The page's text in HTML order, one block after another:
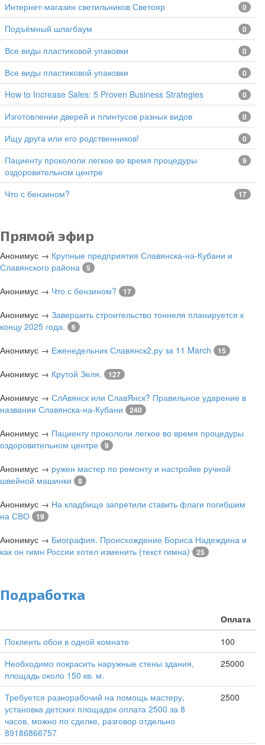
Интернет-магазин светильников Светояр 0
подъёмный шлагбаум 0
все виды пластиковой упаковки 0
все виды пластиковой упаковки 0
How to Increase Sales: 5 Proven Business Strategies 0
изготовлении дверей и плинтусов разных видов 0
Ищу друга или его родственников! 0
Пациенту прокололи легкое во время процедуры
оздоровительном центре
9
Что с бензином? 17
Прямой эфир
Анонимус → Крупные предприятия Славянска-на-Кубани и
Славянского района
5
Анонимус → Что с бензином? 17
Анонимус → Завершить строительство тоннеля планируется к
концу 2025 года.
6
Анонимус → Еженедельник Славянск2.ру за 11 March 15
Анонимус → Крутой Зеля. 127
Анонимус → СлАвянск или СлавЯнск? Правильное ударение в
названии Славянска-на-Кубани
240
Анонимус → Пациенту прокололи легкое во время процедуры
оздоровительном центре
9
Анонимус → ружен мастер по ремонту и настройке ручной
швейной машинки
8
Анонимус → На кладбище запретили ставить флаги погибшим
на СВО
19
Анонимус → Биография. Происхождение Бориса Надеждина и
как он гимн России хотел изменить (текст гимна)
25
Подработка
Оплата
Поклеить обои в одной комнате
100
Необходимо покрасить наружные стены здания,
площадь около 150 кв. м.
25000
Требуется разнорабочий на помощь мастеру,
установка детских площадок оплата 2500 за 8
часов, можно по сделке, разговор отдельно
89186866757
2500